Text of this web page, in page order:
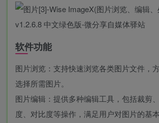
软件功能
图片浏览：支持快速浏览各类图片文件，
选择所需图片。
图片编辑：提供多种编辑工具，包括裁剪
度、对比度等操作，满足用户对图片的基本